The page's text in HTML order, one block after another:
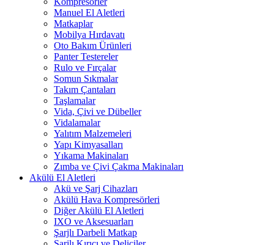
Manuel El Aletleri
Matkaplar
Mobilya Hırdavatı
Oto Bakım Ürünleri
Panter Testereler
Rulo ve Fırçalar
Somun Sıkmalar
Takım Çantaları
Taşlamalar
Vida, Çivi ve Dübeller
Vidalamalar
Yalıtım Malzemeleri
Yapı Kimyasalları
Yıkama Makinaları
Zımba ve Çivi Çakma Makinaları
Akülü El Aletleri
Akü ve Şarj Cihazları
Akülü Hava Kompresörleri
Diğer Akülü El Aletleri
IXO ve Aksesuarları
Şarjlı Darbeli Matkap